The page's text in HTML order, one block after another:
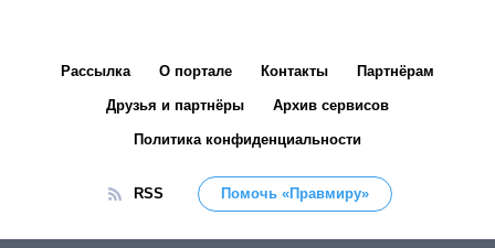
Рассылка О портале Контакты Партнёрам
Друзья и партнёры Архив сервисов
Политика конфиденциальности
RSS Помочь «Правмиру»